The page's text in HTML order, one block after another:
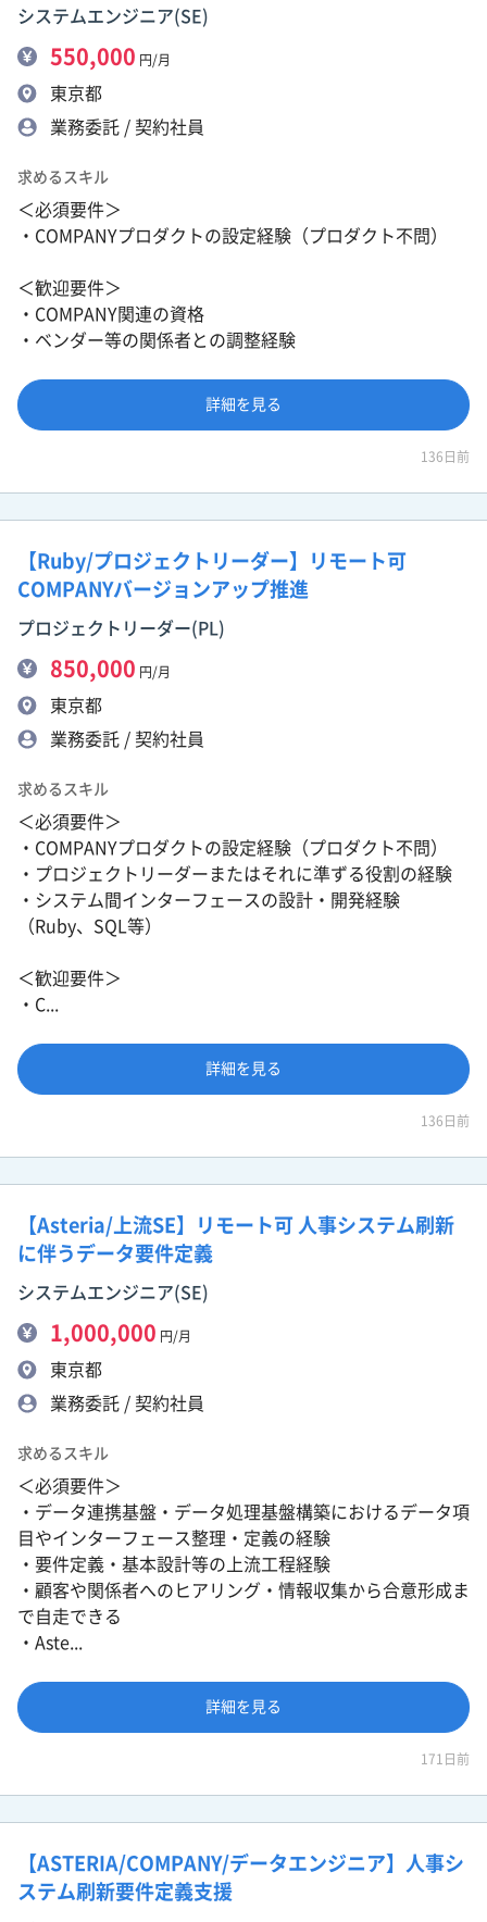
システムエンジニア(SE)
550,000 円/月
東京都
業務委託 / 契約社員
求めるスキル
＜必須要件＞
・COMPANYプロダクトの設定経験（プロダクト不問）
＜歓迎要件＞
・COMPANY関連の資格
・ベンダー等の関係者との調整経験
詳細を見る
136日前
【Ruby/プロジェクトリーダー】リモート可
COMPANYバージョンアップ推進
プロジェクトリーダー(PL)
850,000 円/月
東京都
業務委託 / 契約社員
求めるスキル
＜必須要件＞
・COMPANYプロダクトの設定経験（プロダクト不問）
・プロジェクトリーダーまたはそれに準ずる役割の経験
・システム間インターフェースの設計・開発経験
（Ruby、SQL等）
＜歓迎要件＞
・C...
詳細を見る
136日前
【Asteria/上流SE】リモート可 人事システム刷新
に伴うデータ要件定義
システムエンジニア(SE)
1,000,000 円/月
東京都
業務委託 / 契約社員
求めるスキル
＜必須要件＞
・データ連携基盤・データ処理基盤構築におけるデータ項
目やインターフェース整理・定義の経験
・要件定義・基本設計等の上流工程経験
・顧客や関係者へのヒアリング・情報収集から合意形成ま
で自走できる
・Aste...
詳細を見る
171日前
【ASTERIA/COMPANY/データエンジニア】人事シ
ステム刷新要件定義支援